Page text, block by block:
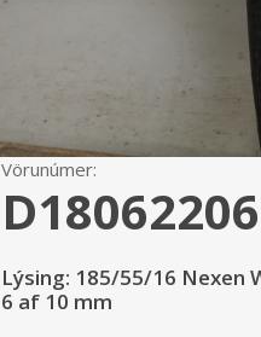
Vörunúmer:
D18062206
Lýsing: 185/55/16 Nexen
6 af 10 mm